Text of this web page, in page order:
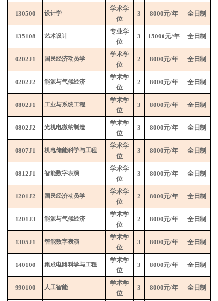
130500 设计学
学术学
位
3 8000元/年 全日制
135108 艺术设计
专业学
位
3 15000元/年 全日制
0202J1 国民经济动员学
学术学
位
2 8000元/年 全日制
0202J2 能源与气候经济
学术学
位
2 8000元/年 全日制
0802J1 工业与系统工程
学术学
位
3 8000元/年 全日制
0802J2 光机电微纳制造
学术学
位
3 8000元/年 全日制
0807J1 机电储能科学与工程
学术学
位
3 8000元/年 全日制
0812J1 智能数字表演
学术学
位
3 8000元/年 全日制
1201J2 国民经济动员学
学术学
位
2 8000元/年 全日制
1201J3 能源与气候经济
学术学
位
2 8000元/年 全日制
1305J1 智能数字表演
学术学
位
3 8000元/年 全日制
140100 集成电路科学与工程
学术学
位
3 8000元/年 全日制
990100 人工智能
学术学
位
3 8000元/年 全日制